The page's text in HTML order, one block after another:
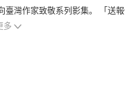
灣作家致敬系列影集。 「送
多